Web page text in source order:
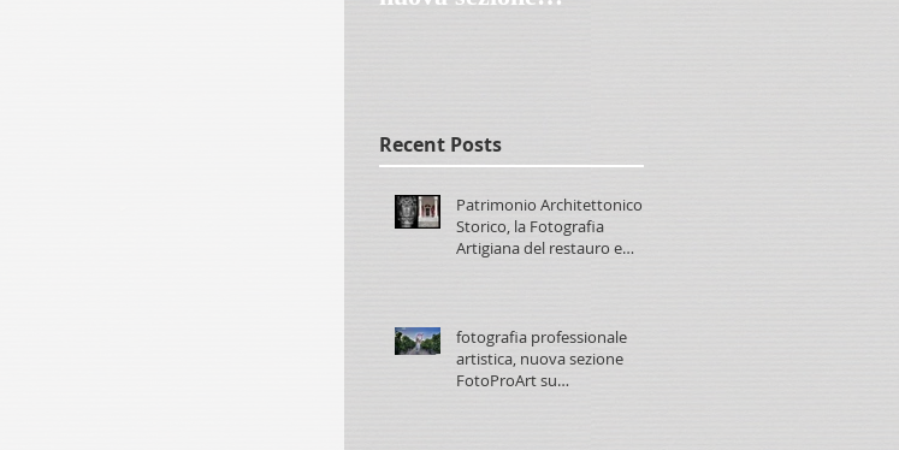
Recent Posts
Patrimonio Architettonico
Storico, la Fotografia
Artigiana del restauro e
fotografia professionale
artistica, nuova sezione
FotoProArt su